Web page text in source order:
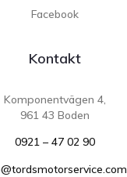
Facebook
Kontakt
Komponentvägen 4,
961 43 Boden
0921 – 47 02 90